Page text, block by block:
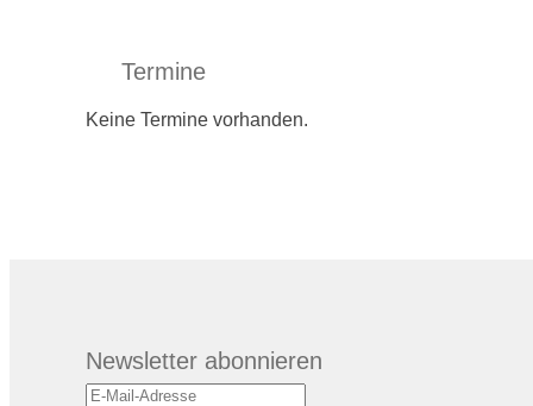
Termine
Keine Termine vorhanden.
Newsletter abonnieren